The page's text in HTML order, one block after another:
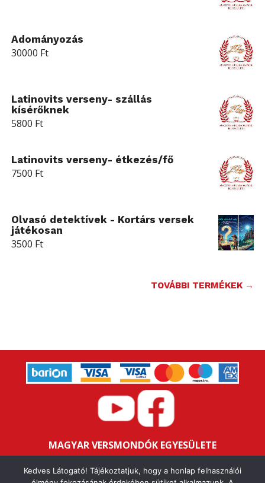
Adományozás
30000 Ft
Latinovits verseny- szállás
kísérőknek
5800 Ft
Latinovits verseny- étkezés/fő
7500 Ft
Olvasó detektívek - Kortárs versek
játékosan
3500 Ft
TOVÁBBI TERMÉKEK →
MAGYAR VERSMONDÓK EGYESÜLETE
Bankszámlaszám: 16200106-11646259
Kedves Látogató! Tájékoztatjuk, hogy a honlap felhasználói